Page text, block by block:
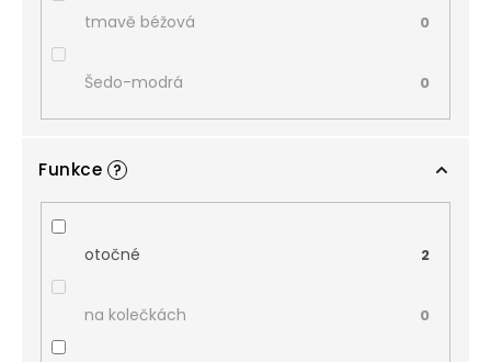
tmavě béžová 0
Šedo-modrá 0
Funkce ?
otočné 2
na kolečkách 0